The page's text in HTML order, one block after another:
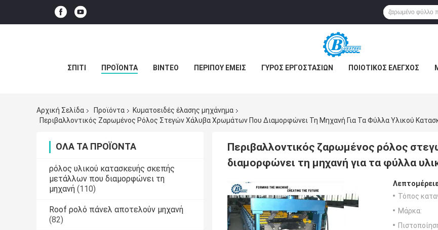
ΣΠΊΤΙ ΠΡΟΪΌΝΤΑ ΒΊΝΤΕΟ ΠΕΡΊΠΟΥ ΕΜΕΊΣ ΓΎΡΟΣ ΕΡΓΟΣΤΑΣΊΩΝ ΠΟΙΟΤΙΚΌΣ ΈΛΕΓΧΟΣ
Αρχική Σελίδα Προϊόντα
Κυματοειδές έλασης μηχάνημα
Περιβαλλοντικός Ζαρωμένος Ρόλος Στεγών Χάλυβα Χρωμάτων Που Διαμορφώνει Τη Μηχανή Για Τα Φύλλα Υλικού
ΌΛΑ ΤΑ ΠΡΟΪΌΝΤΑ
ρόλος υλικού κατασκευής σκεπής
μετάλλων που διαμορφώνει τη
μηχανή (110)
Roof ρολό πάνελ αποτελούν μηχανή
(82)
Περιβαλλοντικός ζαρωμένος ρόλος
διαμορφώνει τη μηχανή για τα φύλλα
Τόπος
Μάρκα: